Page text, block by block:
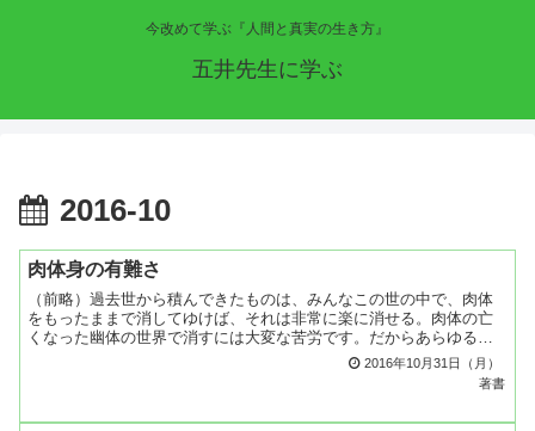
今改めて学ぶ『人間と真実の生き方』
五井先生に学ぶ
2016-10
肉体身の有難さ
（前略）過去世から積んできたものは、みんなこの世の中で、肉体
をもったままで消してゆけば、それは非常に楽に消せる。肉体の亡
くなった幽体の世界で消すには大変な苦労です。だからあらゆる苦
しみが来たって、「ああ、肉体で受ける苦しみは大したことない
2016年10月31日（月）
著書